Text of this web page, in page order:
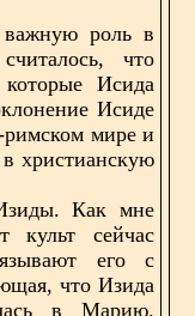
роль в
что
Исида
Исиде
римском мире и
в христианскую
Как мне
культ сейчас
его с
что Изида
в Марию.